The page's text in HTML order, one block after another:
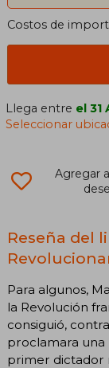
Costos de
Llega entre el 31
Seleccionar
Agregar
Reseña del
Para algunos,
la Revolución
consiguió,
proclamara
primer dictador